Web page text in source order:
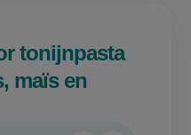
tonijnpasta
maïs en